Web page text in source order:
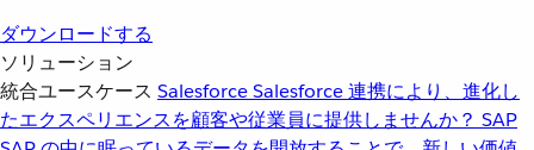
ダウンロードする
ソリューション
統合ユースケース SalesforceSalesforce 連携により、進化し
たエクスペリエンスを顧客や従業員に提供しませんか？ SAP